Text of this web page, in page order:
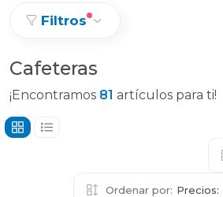
Filtros
Cafeteras
¡Encontramos 81 artículos para ti!
Ordenar por: Precios: